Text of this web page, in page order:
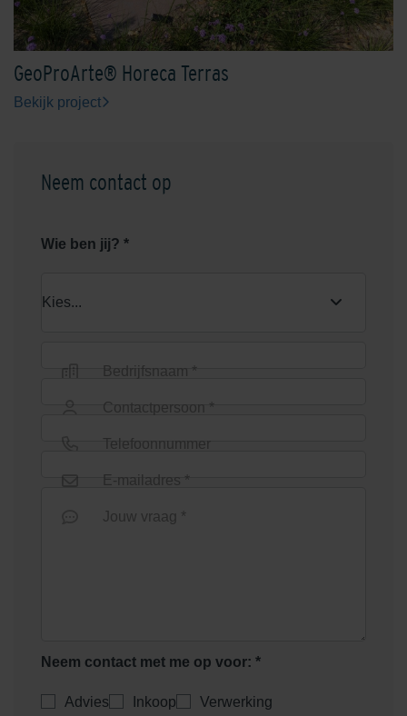
GeoProArte® Horeca Terras
Bekijk project
Neem contact op
Wie ben jij? *
Bedrijfsnaam *
Contactpersoon *
Telefoonnummer
E-mailadres *
Jouw vraag *
Neem contact met me op voor: *
Advies Inkoop
Verwerking